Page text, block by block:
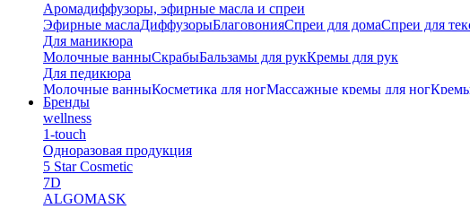
Аромадиффузоры, эфирные масла и спреи
Эфирные маслаДиффузорыБлаговонияСпреи для домаСпреи для
Для маникюра
Молочные ванныСкрабыБальзамы для рукКремы для рук
Для педикюра
Молочные ванныКосметика для ногМассажные кремы для ног
Тайские бальзамы
Альгинатные маски
Бренды
wellness
1-touch
Одноразовая продукция
5 Star Cosmetic
7D
ALGOMASK